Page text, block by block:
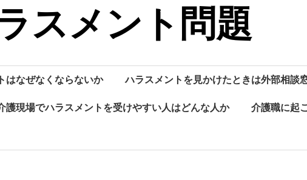
スメント問題
はなぜなくならないか ハラスメントを見かけたときは外部相談
護現場でハラスメントを受けやすい人はどんな人か 介護職に起